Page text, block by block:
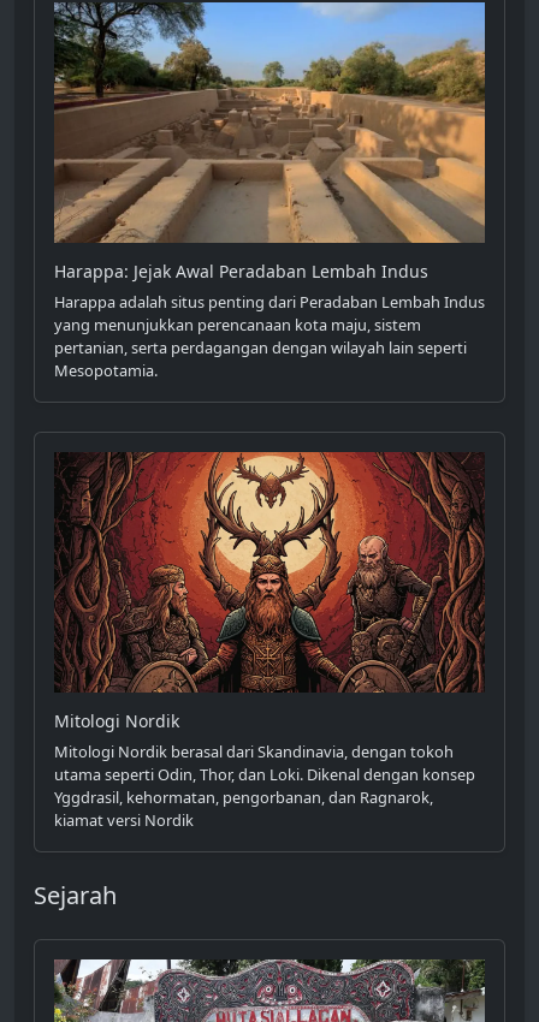
Harappa: Jejak Awal Peradaban Lembah Indus
Harappa adalah situs penting dari Peradaban Lembah Indus
yang menunjukkan perencanaan kota maju, sistem
pertanian, serta perdagangan dengan wilayah lain seperti
Mesopotamia.
Mitologi Nordik
Mitologi Nordik berasal dari Skandinavia, dengan tokoh
utama seperti Odin, Thor, dan Loki. Dikenal dengan konsep
Yggdrasil, kehormatan, pengorbanan, dan Ragnarok,
kiamat versi Nordik
Sejarah